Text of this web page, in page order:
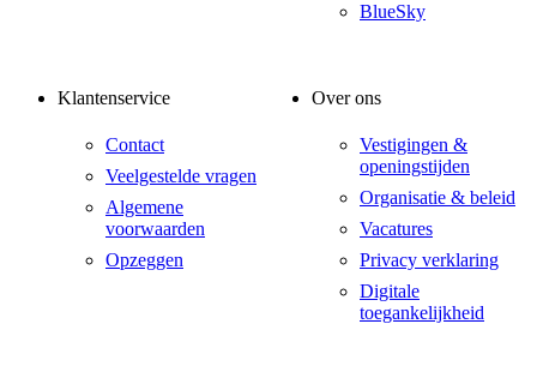
BlueSky
Klantenservice
Contact
Veelgestelde vragen
Algemene
voorwaarden
Opzeggen
Over ons
Vestigingen &
openingstijden
Organisatie & beleid
Vacatures
Privacy verklaring
Digitale
toegankelijkheid